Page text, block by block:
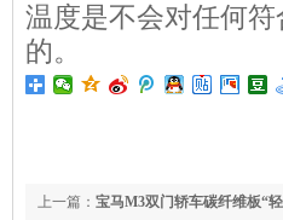
温度是不会对任何
的。
上一篇： 宝马M3双门轿车碳纤维板“